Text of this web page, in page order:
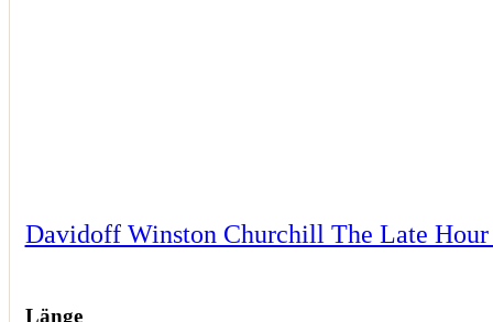
Davidoff Winston Churchill The Late
Länge